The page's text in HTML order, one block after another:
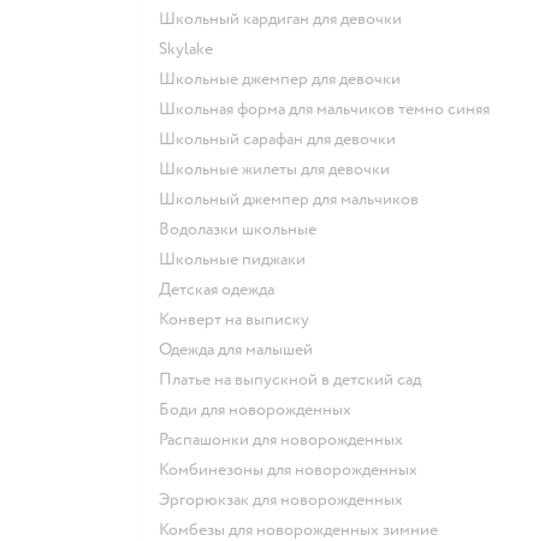
Школьный кардиган для девочки
Skylake
Школьные джемпер для девочки
Школьная форма для мальчиков темно синяя
Школьный сарафан для девочки
Школьные жилеты для девочки
Школьный джемпер для мальчиков
Водолазки школьные
Школьные пиджаки
Детская одежда
Конверт на выписку
Одежда для малышей
Платье на выпускной в детский сад
Боди для новорожденных
Распашонки для новорожденных
Комбинезоны для новорожденных
Эргорюкзак для новорожденных
Комбезы для новорожденных зимние